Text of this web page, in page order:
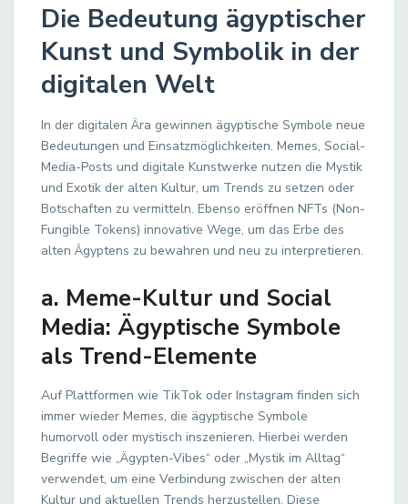
Die Bedeutung ägyptischer
Kunst und Symbolik in der
digitalen Welt
In der digitalen Ära gewinnen ägyptische Symbole neue
Bedeutungen und Einsatzmöglichkeiten. Memes, Social-
Media-Posts und digitale Kunstwerke nutzen die Mystik
und Exotik der alten Kultur, um Trends zu setzen oder
Botschaften zu vermitteln. Ebenso eröffnen NFTs (Non-
Fungible Tokens) innovative Wege, um das Erbe des
alten Ägyptens zu bewahren und neu zu interpretieren.
a. Meme-Kultur und Social
Media: Ägyptische Symbole
als Trend-Elemente
Auf Plattformen wie TikTok oder Instagram finden sich
immer wieder Memes, die ägyptische Symbole
humorvoll oder mystisch inszenieren. Hierbei werden
Begriffe wie „Ägypten-Vibes“ oder „Mystik im Alltag“
verwendet, um eine Verbindung zwischen der alten
Kultur und aktuellen Trends herzustellen. Diese